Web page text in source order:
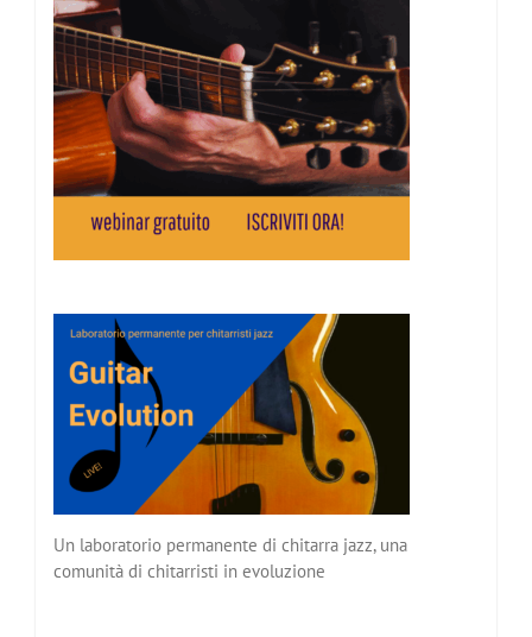
Un laboratorio permanente di chitarra jazz, una
comunità di chitarristi in evoluzione